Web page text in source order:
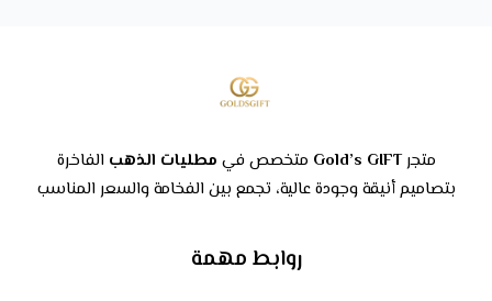
متجرGold’s GIFT متخصص في مطليات الذهب الفاخرة
بتصاميم أنيقة وجودة عالية، تجمع بين الفخامة والسعر المناسب
روابط مهمة